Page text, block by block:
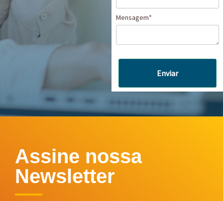
Mensagem*
Enviar
Assine nossa
Newsletter